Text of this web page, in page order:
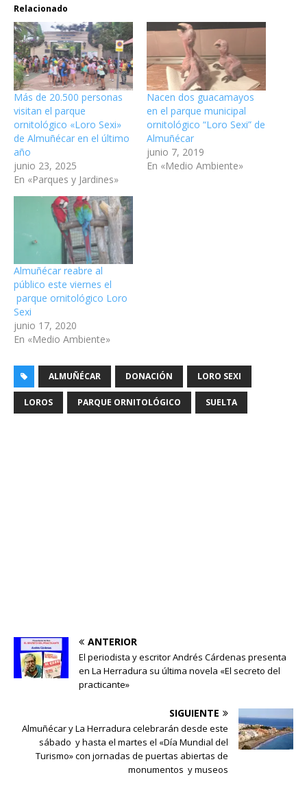
Relacionado
Más de 20.500 personas
visitan el parque
ornitológico «Loro Sexi»
de Almuñécar en el último
año
junio 23, 2025
En «Parques y Jardines»
Nacen dos guacamayos
en el parque municipal
ornitológico “Loro Sexi” de
Almuñécar
junio 7, 2019
En «Medio Ambiente»
Almuñécar reabre al
público este viernes el
parque ornitológico Loro
Sexi
junio 17, 2020
En «Medio Ambiente»
ALMUÑÉCAR DONACIÓN LORO SEXI
LOROS PARQUE ORNITOLÓGICO SUELTA
ANTERIOR
El periodista y escritor Andrés Cárdenas presenta
en La Herradura su última novela «El secreto del
practicante»
SIGUIENTE
Almuñécar y La Herradura celebrarán desde este
sábado y hasta el martes el «Día Mundial del
Turismo» con jornadas de puertas abiertas de
monumentos y museos